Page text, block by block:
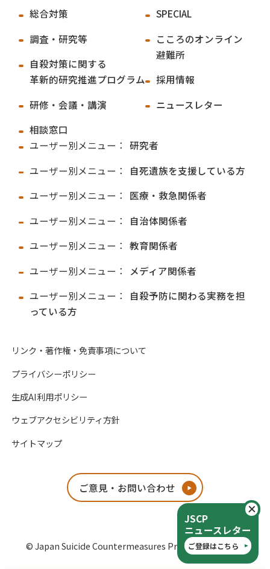
JSCP
ニュースレター
ご登録はこちら
総合対策
調査・研究等
自殺対策に関する
革新的研究推進プログラム
研修・会議・講演
相談窓口
SPECIAL
こころのオンライン
避難所
採用情報
ニュースレター
ユーザー別メニュー： 研究者
ユーザー別メニュー：
自死遺族を支援している方
ユーザー別メニュー：
医療・救急関係者
ユーザー別メニュー：
自治体関係者
ユーザー別メニュー： 教育関係者
ユーザー別メニュー：
メディア関係者
ユーザー別メニュー：
自殺予防に関わる実務を担
っている方
リンク・著作権・免責事項について
プライバシーポリシー
生成AI利用ポリシー
ウェブアクセシビリティ方針
サイトマップ
ご意見・お問い合わせ
© Japan Suicide Countermeasures Promotion Center